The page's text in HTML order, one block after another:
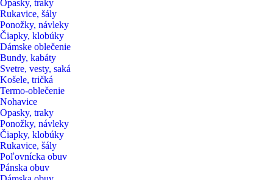
Opasky, traky
Rukavice, šály
Ponožky, návleky
Čiapky, klobúky
Dámske oblečenie
Bundy, kabáty
Svetre, vesty, saká
Košele, tričká
Termo-oblečenie
Nohavice
Opasky, traky
Ponožky, návleky
Čiapky, klobúky
Rukavice, šály
Poľovnícka obuv
Pánska obuv